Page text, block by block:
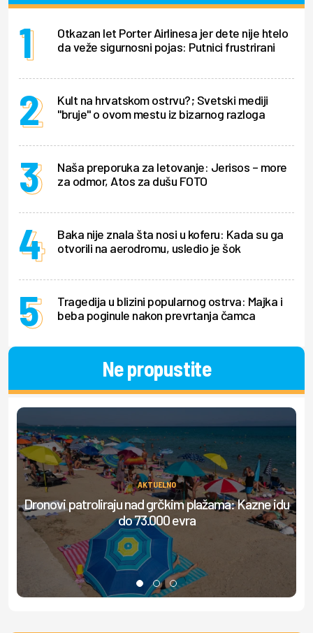
Otkazan let Porter Airlinesa jer dete nije htelo
da veže sigurnosni pojas: Putnici frustrirani
Kult na hrvatskom ostrvu?; Svetski mediji
"bruje" o ovom mestu iz bizarnog razloga
Naša preporuka za letovanje: Jerisos – more
za odmor, Atos za dušu FOTO
Baka nije znala šta nosi u koferu: Kada su ga
otvorili na aerodromu, usledio je šok
Tragedija u blizini popularnog ostrva: Majka i
beba poginule nakon prevrtanja čamca
Ne propustite
AKTUELNO
Dronovi patroliraju nad grčkim plažama: Kazne idu
do 73.000 evra